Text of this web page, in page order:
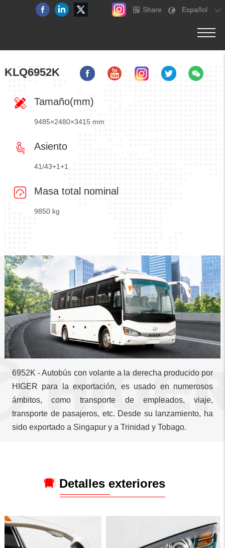
Español
Share
KLQ6952K
Tamaño(mm)
9485×2480×3415 mm
Asiento
41/43+1+1
Masa total nominal
9850 kg
6952K - Autobús con volante a la derecha producido por
HIGER para la exportación, es usado en numerosos
ámbitos, como transporte de empleados, viaje,
transporte de pasajeros, etc. Desde su lanzamiento, ha
sido exportado a Singapur y a Trinidad y Tobago.
Detalles exteriores